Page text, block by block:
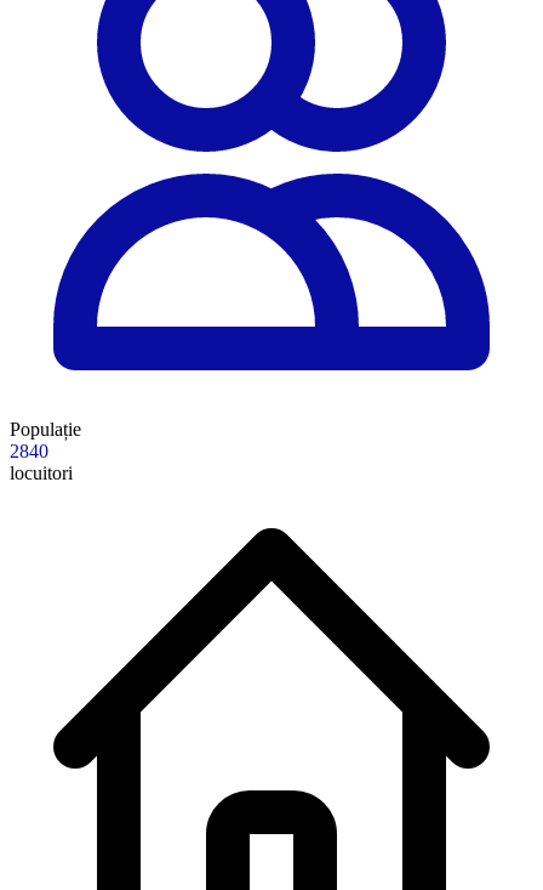
Populație
2840
locuitori